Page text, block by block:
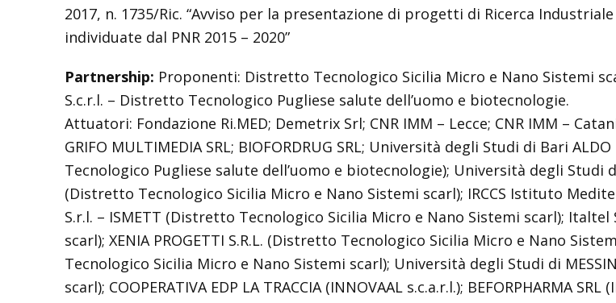
2017, n. 1735/Ric. “Avviso per la presentazione di progetti di Ricerca
individuate dal PNR 2015 – 2020”
Partnership: Proponenti: Distretto Tecnologico Sicilia Micro e Nano Sistemi
S.c.r.l. – Distretto Tecnologico Pugliese salute dell’uomo e biotecnologie.
Attuatori: Fondazione Ri.MED; Demetrix Srl; CNR IMM – Lecce; CNR IMM –
GRIFO MULTIMEDIA SRL; BIOFORDRUG SRL; Università degli Studi di Bari
Tecnologico Pugliese salute dell’uomo e biotecnologie); Università degli Studi
(Distretto Tecnologico Sicilia Micro e Nano Sistemi scarl); IRCCS Istituto
S.r.l. – ISMETT (Distretto Tecnologico Sicilia Micro e Nano Sistemi scarl);
scarl); XENIA PROGETTI S.R.L. (Distretto Tecnologico Sicilia Micro e Nano
Tecnologico Sicilia Micro e Nano Sistemi scarl); Università degli Studi di
scarl); COOPERATIVA EDP LA TRACCIA (INNOVAAL s.c.a.r.l.); BEFORPHARMA